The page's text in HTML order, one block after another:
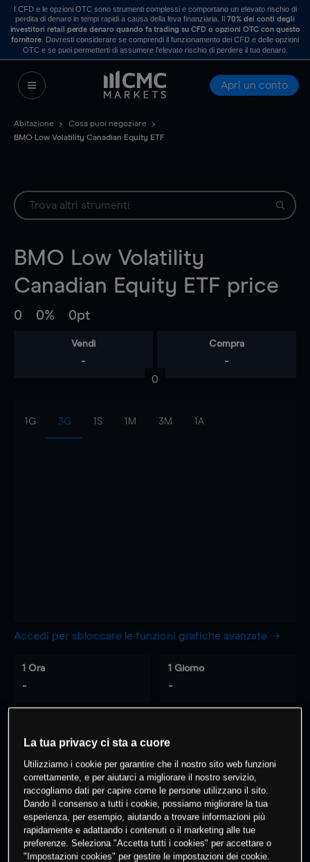
I CFD e le opzioni OTC sono strumenti complessi e comportano un elevato rischio di
perdita di denaro in tempi rapidi a causa della leva finanziaria. Il70% dei conti degli
investitori retail perde denaro quando fa trading su CFD o opzioni OTC con questo
fornitore . Dovresti considerare se comprendi il funzionamento dei CFD e delle opzioni
OTC e se puoi permetterti di assumere l’elevato rischio di perdere il tuo denaro.
Apri un conto
Abitazione
Cosa puoi negoziare
BMO Low Volatility Canadian Equity ETF
BMO Low Volatility
Canadian Equity ETF price
0 0% 0pt
Vendi
-
Compra
-
0
1G 3G 1S 1M 3M 1A
Accedi per sbloccare le funzioni grafiche avanzate
1 Ora
-
1 Giorno
-
- -
0% dei clienti hanno posizionisu
questo prodotto
La tua privacy ci sta a cuore
Utilizziamo i cookie per garantire che il nostro sito web funzioni
correttamente, e per aiutarci a migliorare il nostro servizio,
raccogliamo dati per capire come le persone utilizzano il sito.
Dando il consenso a tutti i cookie, possiamo migliorare la tua
esperienza, per esempio, aiutando a trovare informazioni più
rapidamente e adattando i contenuti o il marketing alle tue
preferenze. Seleziona "Accetta tutti i cookies" per accettare o
"Impostazioni cookies" per gestire le impostazioni dei cookie.